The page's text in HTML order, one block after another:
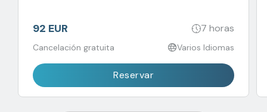
92 EUR 7 horas
Cancelación gratuita Varios Idiomas
Reservar